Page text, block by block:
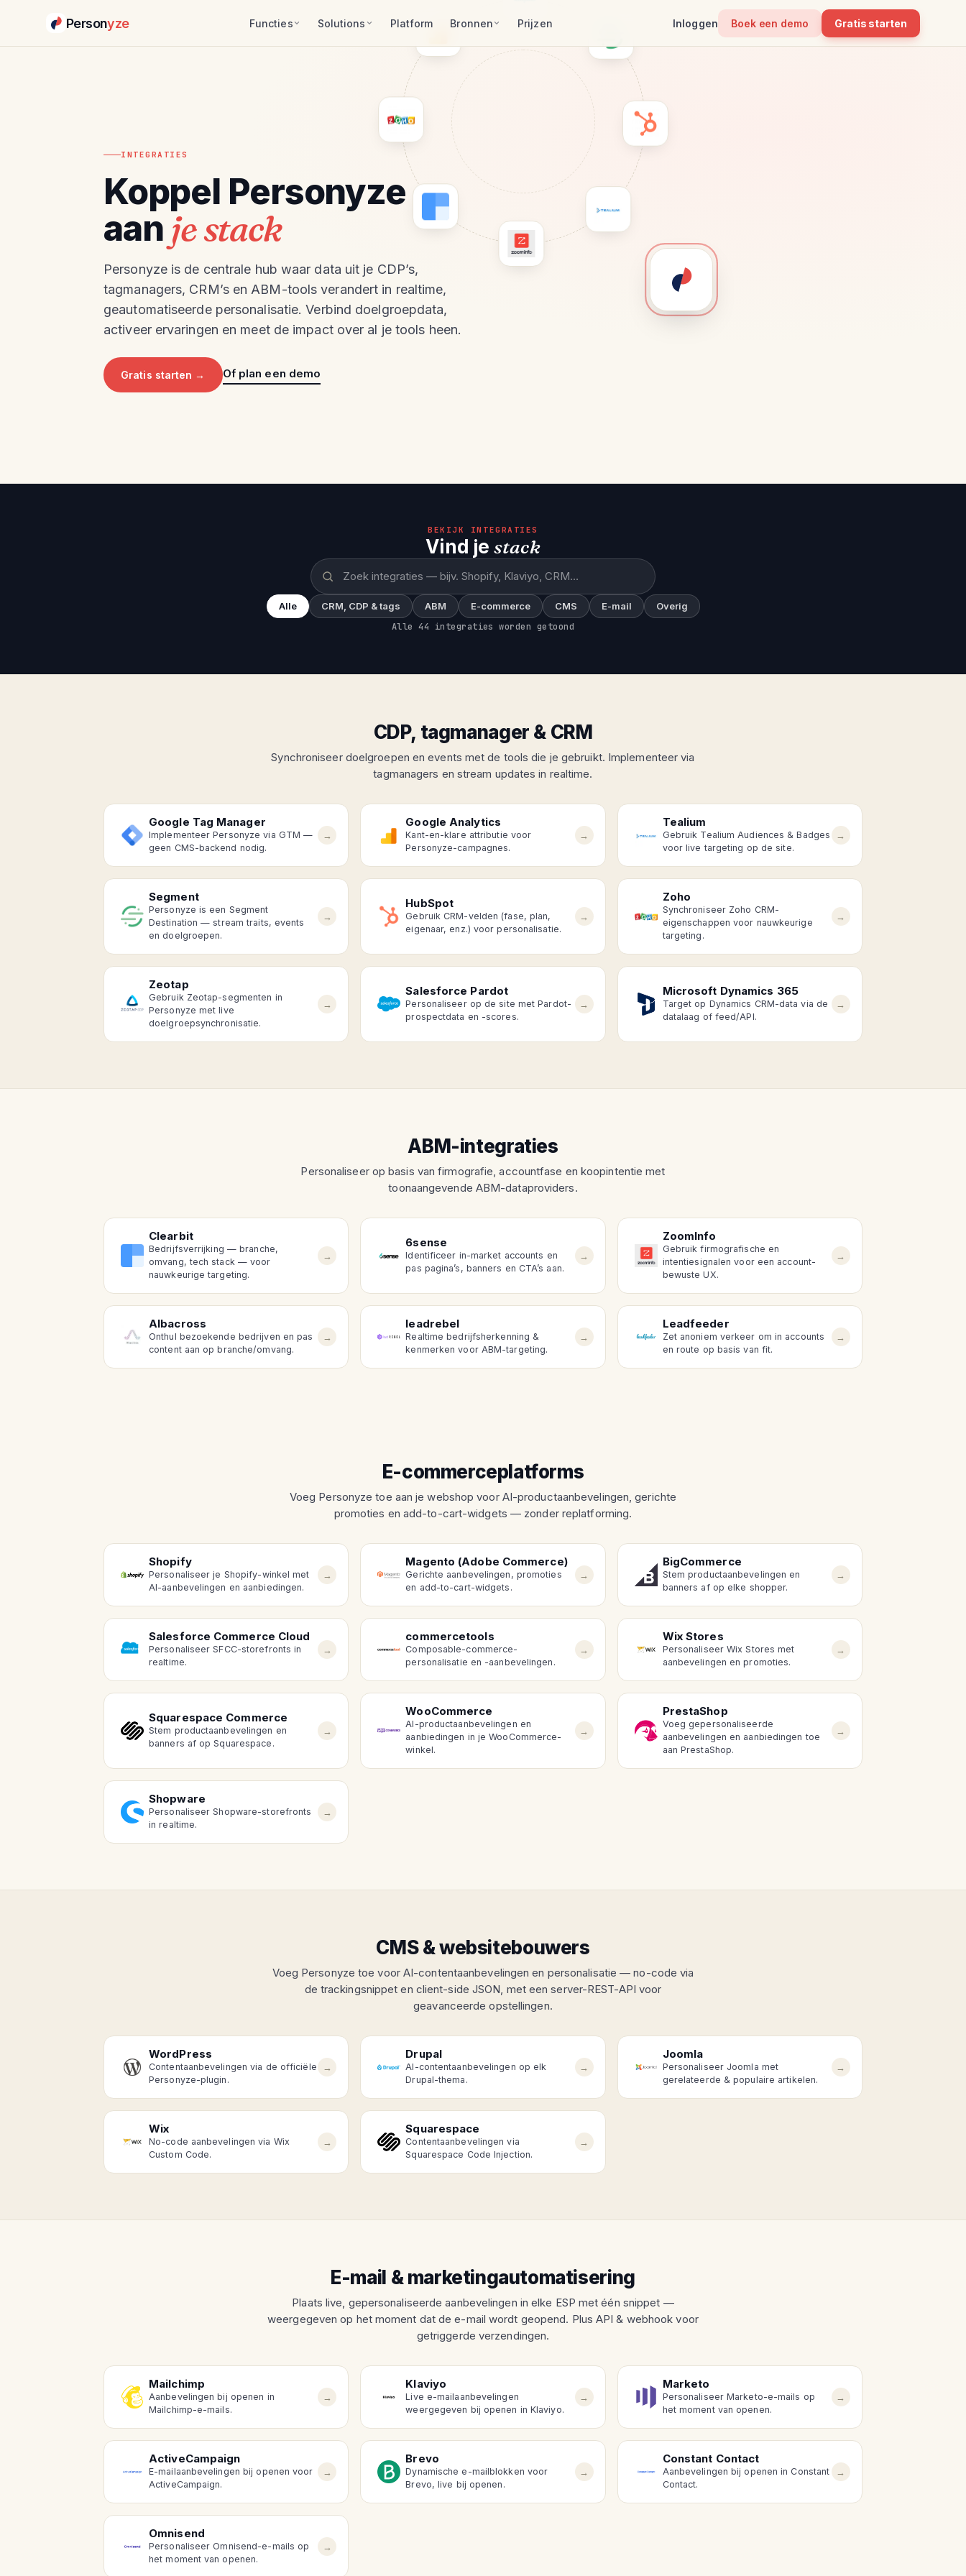
Personyze Functies Solutions Platform Bronnen Prijzen Inloggen Boek een demo Gratis starten
INTEGRATIES
Koppel Personyze
aan je stack
Personyze is de centrale hub waar data uit je CDP’s,
tagmanagers, CRM’s en ABM-tools verandert in realtime,
geautomatiseerde personalisatie. Verbind doelgroepdata,
activeer ervaringen en meet de impact over al je tools heen.
Gratis starten → Of plan een demo
BEKIJK INTEGRATIES
Vind jestack
Alle CRM, CDP & tags ABM E-commerce CMS E-mail
Overig
Alle 44 integraties worden getoond
CDP, tagmanager & CRM
Synchroniseer doelgroepen en events met de tools die je gebruikt. Implementeer via
tagmanagers en stream updates in realtime.
Google Tag Manager
Implementeer Personyze via GTM —
geen CMS-backend nodig.
→
Google Analytics
Kant-en-klare attributie voor
Personyze-campagnes.
→
Tealium
Gebruik Tealium Audiences & Badges
voor live targeting op de site.
→
Segment
Personyze is een Segment
Destination — stream traits, events
en doelgroepen.
→
HubSpot
Gebruik CRM-velden (fase, plan,
eigenaar, enz.) voor personalisatie.
→
Zoho
Synchroniseer Zoho CRM-
eigenschappen voor nauwkeurige
targeting.
→
Zeotap
Gebruik Zeotap-segmenten in
Personyze met live
doelgroepsynchronisatie.
→
Salesforce Pardot
Personaliseer op de site met Pardot-
prospectdata en -scores.
→
Microsoft Dynamics 365
Target op Dynamics CRM-data via de
datalaag of feed/API.
→
ABM-integraties
Personaliseer op basis van firmografie, accountfase en koopintentie met
toonaangevende ABM-dataproviders.
Clearbit
Bedrijfsverrijking — branche,
omvang, tech stack — voor
nauwkeurige targeting.
→
6sense
Identificeer in-market accounts en
pas pagina’s, banners en CTA’s aan.
→
ZoomInfo
Gebruik firmografische en
intentiesignalen voor een account-
bewuste UX.
→
Albacross
Onthul bezoekende bedrijven en pas
content aan op branche/omvang.
→
leadrebel
Realtime bedrijfsherkenning &
kenmerken voor ABM-targeting.
→
Leadfeeder
Zet anoniem verkeer om in accounts
en route op basis van fit.
→
E-commerceplatforms
Voeg Personyze toe aan je webshop voor AI-productaanbevelingen, gerichte
promoties en add-to-cart-widgets — zonder replatforming.
Shopify
Personaliseer je Shopify-winkel met
AI-aanbevelingen en aanbiedingen.
→
Magento (Adobe Commerce)
Gerichte aanbevelingen, promoties
en add-to-cart-widgets.
→
BigCommerce
Stem productaanbevelingen en
banners af op elke shopper.
→
Salesforce Commerce Cloud
Personaliseer SFCC-storefronts in
realtime.
→
commercetools
Composable-commerce-
personalisatie en -aanbevelingen.
→
Wix Stores
Personaliseer Wix Stores met
aanbevelingen en promoties.
→
Squarespace Commerce
Stem productaanbevelingen en
banners af op Squarespace.
→
WooCommerce
AI-productaanbevelingen en
aanbiedingen in je WooCommerce-
winkel.
→
PrestaShop
Voeg gepersonaliseerde
aanbevelingen en aanbiedingen toe
aan PrestaShop.
→
Shopware
Personaliseer Shopware-storefronts
in realtime.
→
CMS & websitebouwers
Voeg Personyze toe voor AI-contentaanbevelingen en personalisatie — no-code via
de trackingsnippet en client-side JSON, met een server-REST-API voor
geavanceerde opstellingen.
WordPress
Contentaanbevelingen via de officiële
Personyze-plugin.
→
Drupal
AI-contentaanbevelingen op elk
Drupal-thema.
→
Joomla
Personaliseer Joomla met
gerelateerde & populaire artikelen.
→
Wix
No-code aanbevelingen via Wix
Custom Code.
→
Squarespace
Contentaanbevelingen via
Squarespace Code Injection.
→
E-mail & marketingautomatisering
Plaats live, gepersonaliseerde aanbevelingen in elke ESP met één snippet —
weergegeven op het moment dat de e-mail wordt geopend. Plus API & webhook voor
getriggerde verzendingen.
Mailchimp
Aanbevelingen bij openen in
Mailchimp-e-mails.
→
Klaviyo
Live e-mailaanbevelingen
weergegeven bij openen in Klaviyo.
→
Marketo
Personaliseer Marketo-e-mails op
het moment van openen.
→
ActiveCampaign
E-mailaanbevelingen bij openen voor
ActiveCampaign.
→
Brevo
Dynamische e-mailblokken voor
Brevo, live bij openen.
→
Constant Contact
Aanbevelingen bij openen in Constant
Contact.
→
Omnisend
Personaliseer Omnisend-e-mails op
het moment van openen.
→